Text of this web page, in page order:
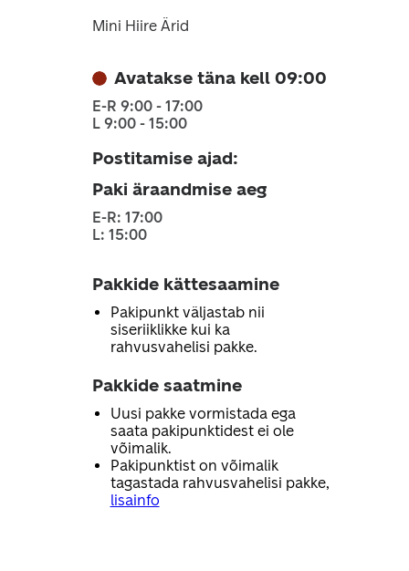
Mini Hiire Ärid
Avatakse täna kell 09:00
E-R 9:00 - 17:00
L 9:00 - 15:00
Postitamise ajad:
Paki äraandmise aeg
E-R: 17:00
L: 15:00
Pakkide kättesaamine
Pakipunkt väljastab nii
siseriiklikke kui ka
rahvusvahelisi pakke.
Pakkide saatmine
Uusi pakke vormistada ega
saata pakipunktidest ei ole
võimalik.
Pakipunktist on võimalik
tagastada rahvusvahelisi pakke,
lisainfo